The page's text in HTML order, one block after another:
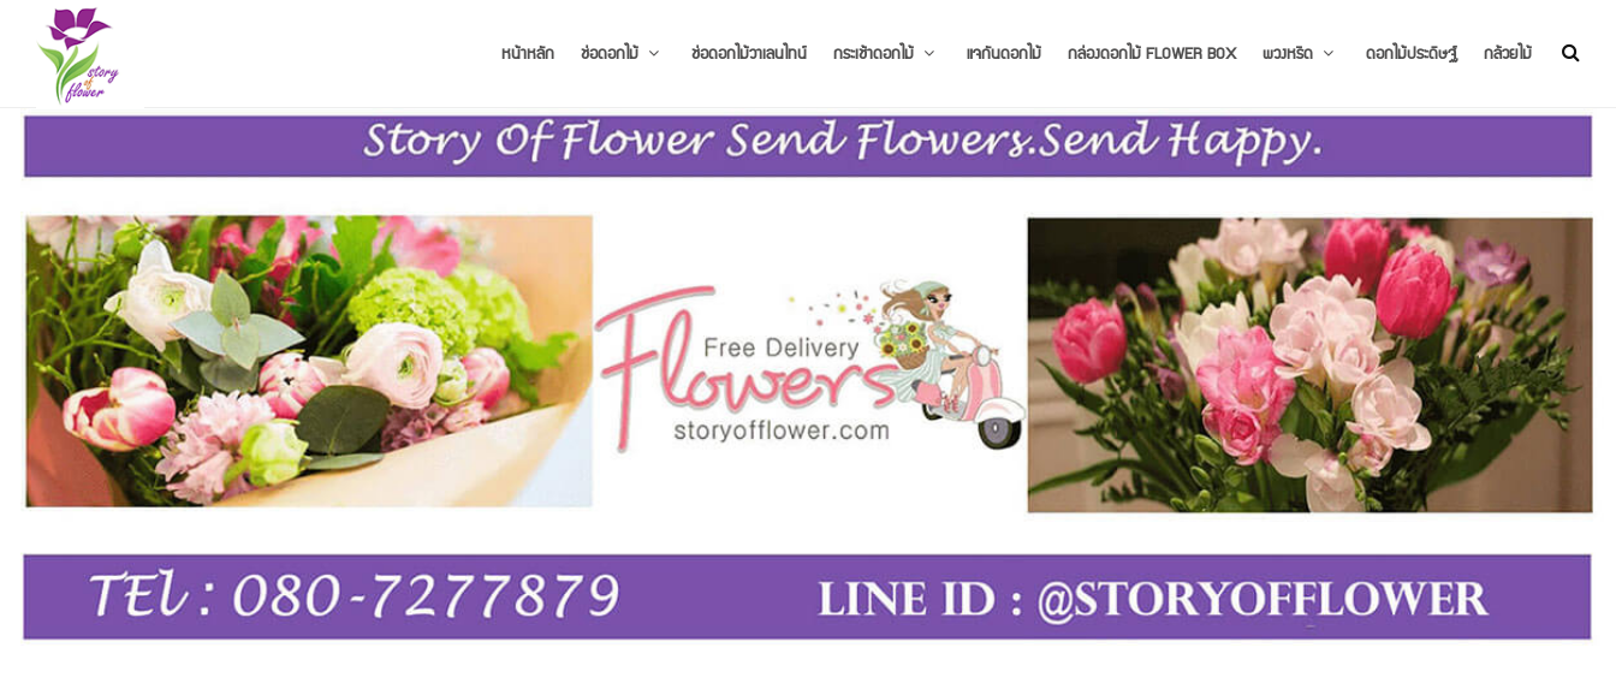
หน้าหลัก ช่อดอกไม้ ช่อดอกไม้วาเลนไทน์ กระเช้าดอกไม้ แจกันดอกไม้ กล่องดอกไม้ FLOWER BOX พวงหรีด ดอกไม้ประดิษฐ์ กล้วยไม้